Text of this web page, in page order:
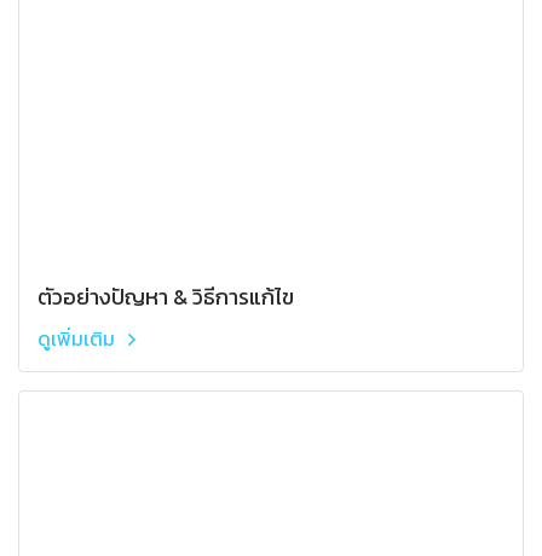
ตัวอย่างปัญหา & วิธีการแก้ไข
ดูเพิ่มเติม